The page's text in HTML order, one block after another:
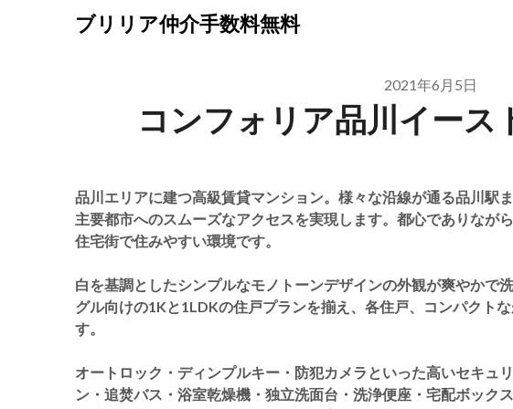
ブリリア仲介手数料無料
2021年6月5日
コンフォリア品川イース
品川エリアに建つ高級賃貸マンション。様々な沿線が通る品川駅
主要都市へのスムーズなアクセスを実現します。都心でありなが
住宅街で住みやすい環境です。
白を基調としたシンプルなモノトーンデザインの外観が爽やかで
グル向けの1Kと1LDKの住戸プランを揃え、各住戸、コンパクト
す。
オートロック・ディンプルキー・防犯カメラといった高いセキュ
ン・追焚バス・浴室乾燥機・独立洗面台・洗浄便座・宅配ボック